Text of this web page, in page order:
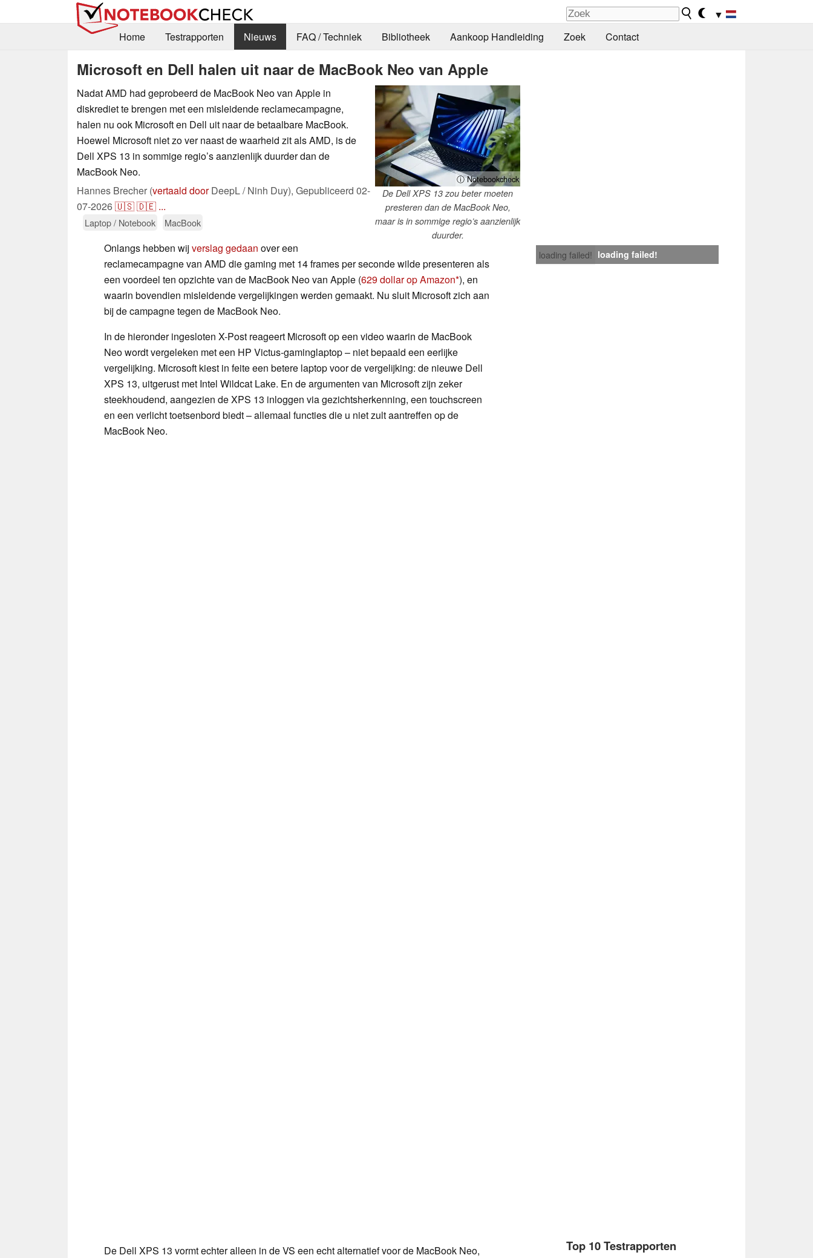
▼
Home
Testrapporten Nieuws FAQ / Techniek Bibliotheek Aankoop Handleiding Zoek Contact
Microsoft en Dell halen uit naar de MacBook Neo van Apple
ⓘ Notebookcheck
De Dell XPS 13 zou beter moeten
presteren dan de MacBook Neo,
maar is in sommige regio’s aanzienlijk
duurder.
Nadat AMD had geprobeerd de MacBook Neo van Apple in
diskrediet te brengen met een misleidende reclamecampagne,
halen nu ook Microsoft en Dell uit naar de betaalbare MacBook.
Hoewel Microsoft niet zo ver naast de waarheid zit als AMD, is de
Dell XPS 13 in sommige regio’s aanzienlijk duurder dan de
MacBook Neo.
Hannes Brecher (vertaald doorDeepL / Ninh Duy), Gepubliceerd 02-
07-2026🇺🇸🇩🇪 ...
Laptop / Notebook MacBook
loading failed! loading failed!
Onlangs hebben wijverslag gedaan over een
reclamecampagne van AMD die gaming met 14 frames per seconde wilde presenteren als
een voordeel ten opzichte van de MacBook Neo van Apple (629 dollar op Amazon ), en
waarin bovendien misleidende vergelijkingen werden gemaakt. Nu sluit Microsoft zich aan
bij de campagne tegen de MacBook Neo.
In de hieronder ingesloten X-Post reageert Microsoft op een video waarin de MacBook
Neo wordt vergeleken met een HP Victus-gaminglaptop – niet bepaald een eerlijke
vergelijking. Microsoft kiest in feite een betere laptop voor de vergelijking: de nieuwe Dell
XPS 13, uitgerust met Intel Wildcat Lake. En de argumenten van Microsoft zijn zeker
steekhoudend, aangezien de XPS 13 inloggen via gezichtsherkenning, een touchscreen
en een verlicht toetsenbord biedt – allemaal functies die u niet zult aantreffen op de
MacBook Neo.
Top 10 Testrapporten
De Dell XPS 13 vormt echter alleen in de VS een echt alternatief voor de MacBook Neo,